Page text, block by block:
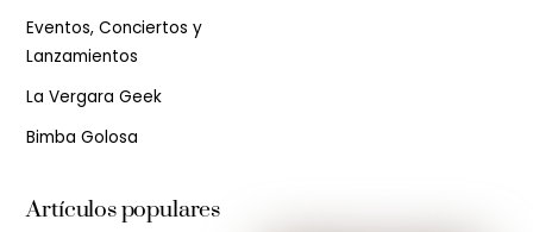
Eventos, Conciertos y
Lanzamientos
La Vergara Geek
Bimba Golosa
Artículos populares